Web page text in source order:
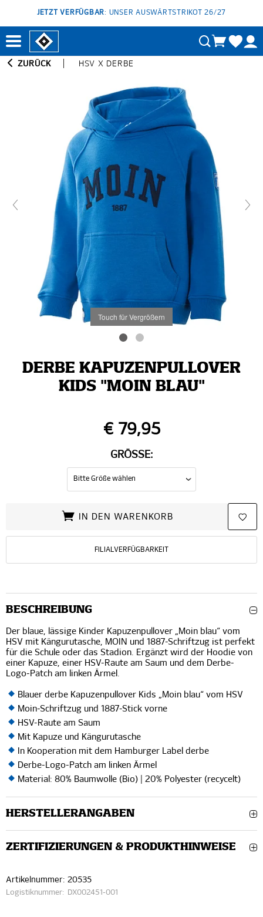
JETZT VERFÜGBAR: UNSER AUSWÄRTSTRIKOT 26/27
ZURÜCK HSV X DERBE
Touch für Vergrößern
DERBE KAPUZENPULLOVER
KIDS "MOIN BLAU"
€ 79,95
GRÖSSE:
IN DEN WARENKORB
FILIALVERFÜGBARKEIT
BESCHREIBUNG
Der blaue, lässige Kinder Kapuzenpullover „Moin blau“ vom
HSV mit Kängurutasche, MOIN und 1887-Schriftzug ist perfekt
für die Schule oder das Stadion. Ergänzt wird der Hoodie von
einer Kapuze, einer HSV-Raute am Saum und dem Derbe-
Logo-Patch am linken Ärmel.
Blauer derbe Kapuzenpullover Kids „Moin blau“ vom HSV
Moin-Schriftzug und 1887-Stick vorne
HSV-Raute am Saum
Mit Kapuze und Kängurutasche
In Kooperation mit dem Hamburger Label derbe
Derbe-Logo-Patch am linken Ärmel
Material: 80% Baumwolle (Bio) | 20% Polyester (recycelt)
HERSTELLERANGABEN
ZERTIFIZIERUNGEN & PRODUKTHINWEISE
Artikelnummer: 20535
Logistiknummer: DX002451-001